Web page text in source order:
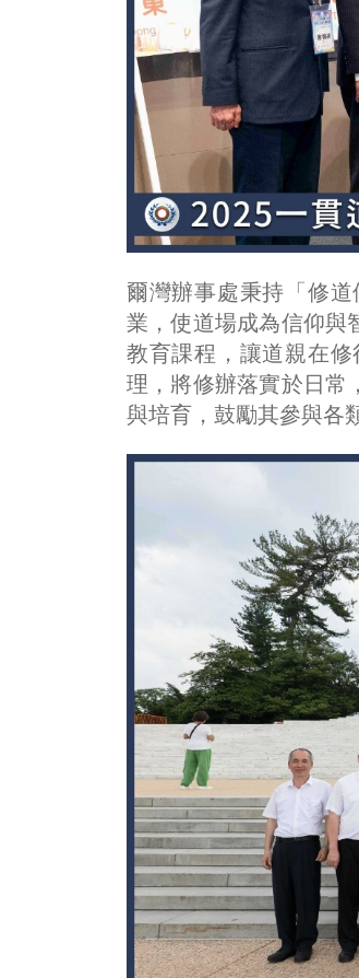
爾灣辦事處秉持「修
業，使道場成為信仰與
教育課程，讓道親在
理，將修辦落實於日常
與培育，鼓勵其參與各